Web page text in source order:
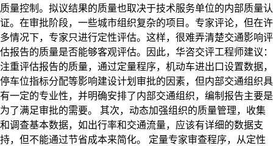
质量控制。拟议结果的质量也取决于技术服务单位的内部质量认
证。在审批阶段，一些城市组织复杂的项目。专家评论，但在许
多情况下，专家只进行定性评估。这样，很难弄清楚交通影响评
估报告的质量是否能够客观评估。
因此，华咨交评工程师建议：
注重评估报告的质量，通过定量程序，机动车进出口设置数据，
停车位指标分配等影响建设计划审批的因素，但内部交通组织具
有一定的专业性，并明确安排了内部交通组织，编制报告主要是
为了满足审批的需要。 其次，动态加强组织的质量管理，收集
和调查基本数据，如出行率和交通流量，应该有详细的数据支
持，但不能通过节省成本来简化。 定量专家审查程序，从定性